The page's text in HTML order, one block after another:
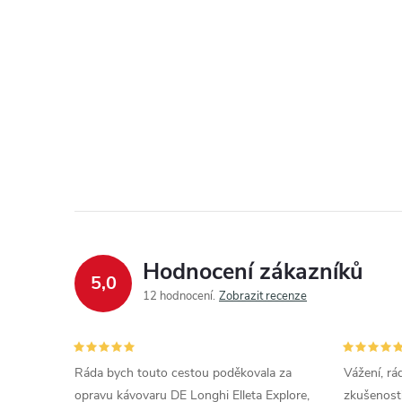
5,0 Hodnocení zákazníků
12 hodnocení Zobrazit recenze
Ráda bych touto cestou poděkovala za
opravu kávovaru DE Longhi Elleta Explore,
Vážení,